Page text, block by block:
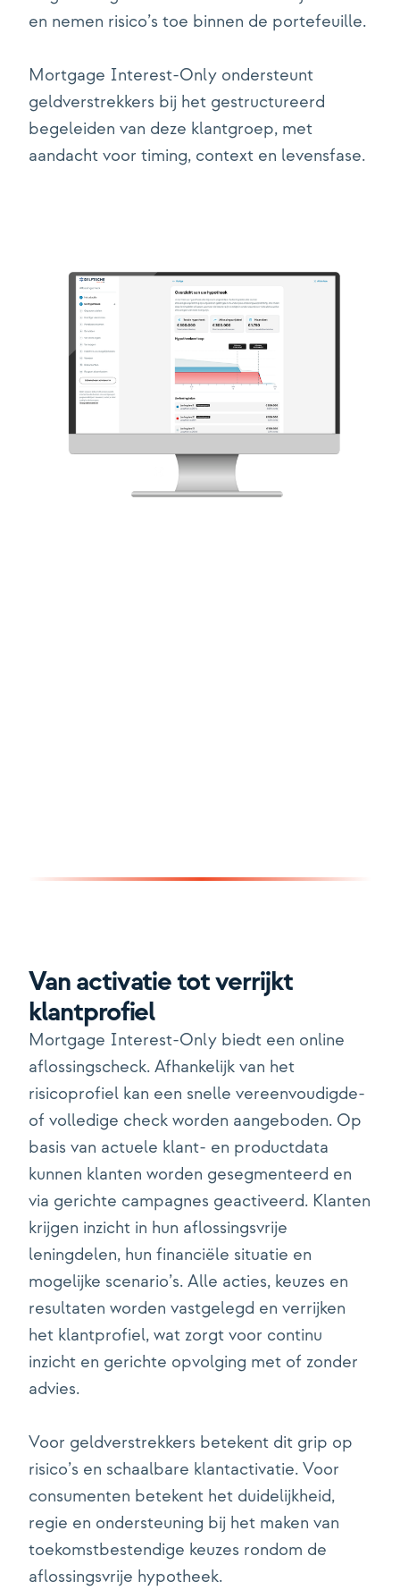
en nemen risico’s toe binnen de portefeuille.
Mortgage Interest-Only ondersteunt
geldverstrekkers bij het gestructureerd
begeleiden van deze klantgroep, met
aandacht voor timing, context en levensfase.
Van activatie tot verrijkt
klantprofiel
Mortgage Interest-Only biedt een online
aflossingscheck. Afhankelijk van het
risicoprofiel kan een snelle vereenvoudigde-
of volledige check worden aangeboden. Op
basis van actuele klant- en productdata
kunnen klanten worden gesegmenteerd en
via gerichte campagnes geactiveerd. Klanten
krijgen inzicht in hun aflossingsvrije
leningdelen, hun financiële situatie en
mogelijke scenario’s. Alle acties, keuzes en
resultaten worden vastgelegd en verrijken
het klantprofiel, wat zorgt voor continu
inzicht en gerichte opvolging met of zonder
advies.
Voor geldverstrekkers betekent dit grip op
risico’s en schaalbare klantactivatie. Voor
consumenten betekent het duidelijkheid,
regie en ondersteuning bij het maken van
toekomstbestendige keuzes rondom de
aflossingsvrije hypotheek.